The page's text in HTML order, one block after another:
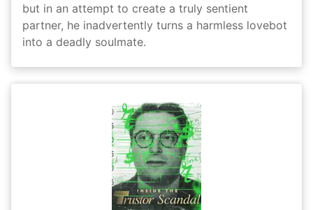
but in an attempt to create a truly sentient
partner, he inadvertently turns a harmless lovebot
into a deadly soulmate.